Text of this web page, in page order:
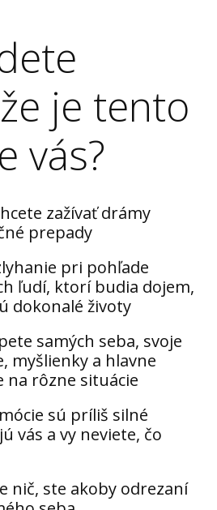
je tento
vás?
zažívať drámy
prepady
pri pohľade
ľudí, ktorí budia dojem,
dokonalé životy
samých seba, svoje
myšlienky a hlavne
na rôzne situácie
sú príliš silné
vás a vy neviete, čo
nič, ste akoby odrezaní